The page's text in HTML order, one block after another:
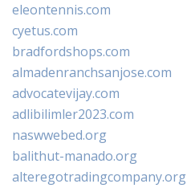
eleontennis.com
cyetus.com
bradfordshops.com
almadenranchsanjose.com
advocatevijay.com
adlibilimler2023.com
naswwebed.org
balithut-manado.org
alteregotradingcompany.org